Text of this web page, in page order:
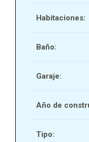
Habitaciones:
Baño:
Garaje:
Año de
Tipo: